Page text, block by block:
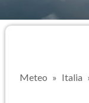
Meteo Italia